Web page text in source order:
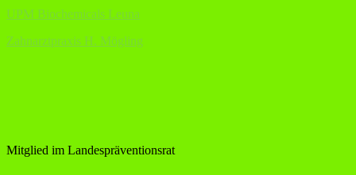
UPM Biochemicals Leuna
Zahnarztpraxis H. Mögling
Mitglied im Landespräventionsrat